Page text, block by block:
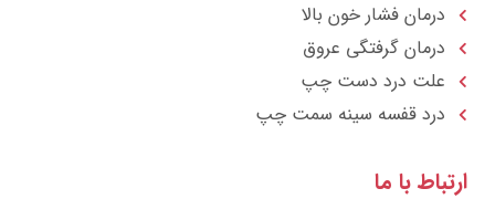
درمان فشار خون بالا
درمان گرفتگی عروق
علت درد دست چپ
درد قفسه سينه سمت چپ
ارتباط با ما